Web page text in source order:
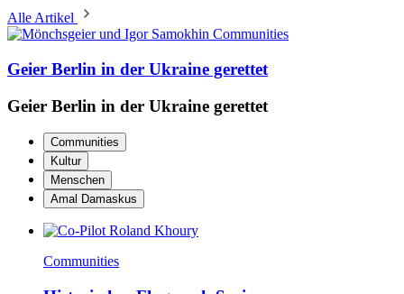
Alle Artikel
Communities
Geier Berlin in der Ukraine gerettet
Geier Berlin in der Ukraine gerettet
Communities
Kultur
Menschen
Amal Damaskus
Communities